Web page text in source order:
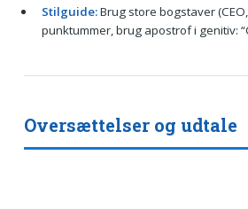
Stilguide:Brug store bogstaver
punktummer, brug apostrof i genitiv:
Oversættelser og udtale